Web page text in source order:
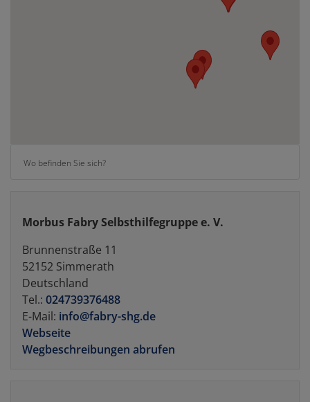
Wo befinden Sie sich?
Morbus Fabry Selbsthilfegruppe e. V.
Brunnenstraße 11
52152 Simmerath
Deutschland
Tel.: 024739376488
E-Mail: info@fabry-shg.de
Webseite
Wegbeschreibungen abrufen